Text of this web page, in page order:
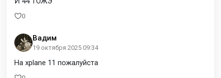
0
Вадим
19 октября 2025 09:34
На xplane 11 пожалуйста